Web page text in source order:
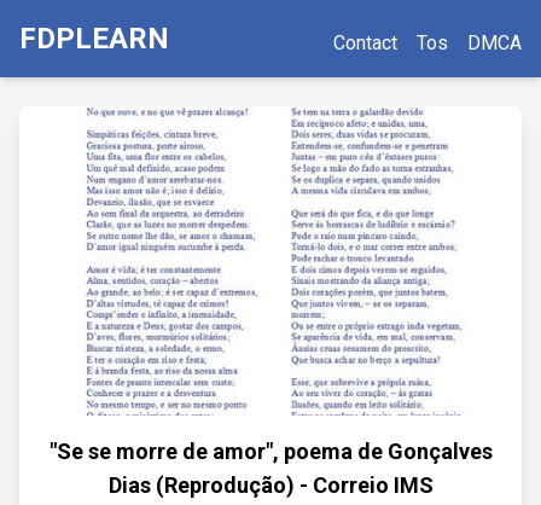
FDPLEARN Contact Tos DMCA
"Se se morre de amor", poema de Gonçalves
Dias (Reprodução) - Correio IMS